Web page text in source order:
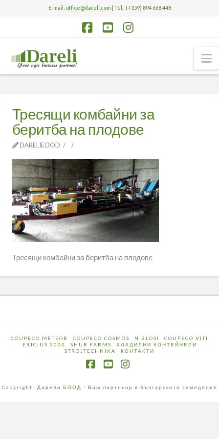
E-mail: office@dareli.com | Tel.: (+359) 894 668 448
Тресящи комбайни за
беритба на плодове
DARELIEOOD
Тресящи комбайни за беритба на плодове
COUPECO METEOR COUPECO COSMOS N BLOSI
COUPECO VITI
ERICIUS 3000
SHUR FARMS
ХЛАДИЛНИ КОНТЕЙНЕРИ
STROJTECHNIKA
КОНТАКТИ
Copyright: Дарели ЕООД - Ваш партньор в българското земеделие